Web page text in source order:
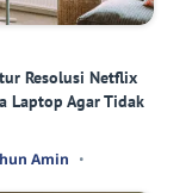
Resolusi Netflix
Laptop Agar Tidak
Amin